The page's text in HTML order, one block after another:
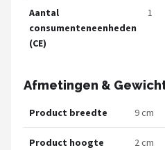
Aantal
consumenteneenheden
(CE)
1
Afmetingen &
Product breedte 9 cm
Product hoogte 2 cm